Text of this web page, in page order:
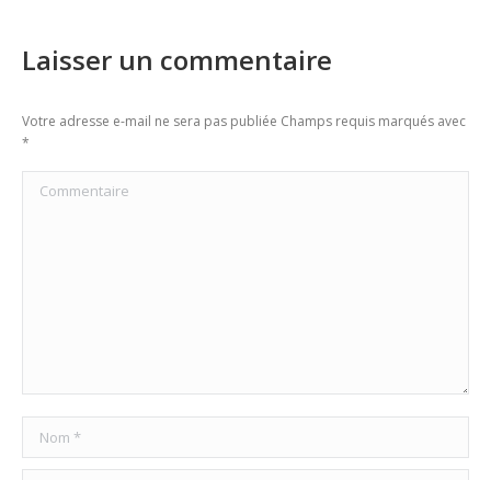
Laisser un commentaire
Votre adresse e-mail ne sera pas publiée Champs requis marqués avec
*
Commentaire
Nom *